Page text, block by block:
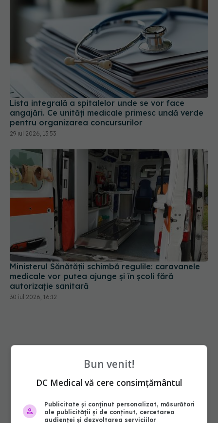
Lista integrală a spitalelor unde se vor face
angajări. Ce unități medicale primesc undă verde
pentru organizarea concursurilor
29 iul 2026, 13:53
Ministerul Sănătății schimbă regulile: caravanele
medicale vor putea ajunge și în școli fără
autorizație sanitară
30 iul 2026, 16:12
Bun venit!
DC Medical vă cere consimțământul
Publicitate și conținut personalizat, măsurători
ale publicității și de conținut, cercetarea
audienței și dezvoltarea serviciilor